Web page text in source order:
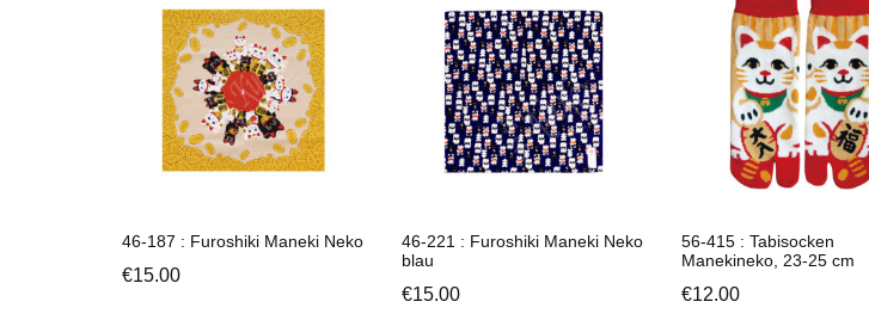
46-187 : Furoshiki Maneki Neko
€15.00
46-221 : Furoshiki Maneki Neko
blau
€15.00
56-415 : Tabisocken
Manekineko, 23-25 cm
€12.00